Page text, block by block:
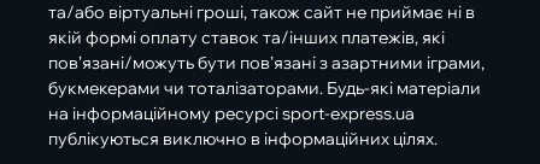
та/або віртуальні гроші, також сайт не приймає ні в
якій формі оплату ставок та/інших платежів, які
пов’язані/можуть бути пов’язані з азартними іграми,
букмекерами чи тоталізаторами. Будь-які матеріали
на інформаційному ресурсі sport-express.ua
публікуються виключно в інформаційних цілях.